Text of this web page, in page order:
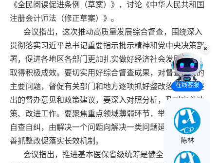
《全民阅读促进条例（草案）》，讨论《中华人民共和国
注册会计师法（修正草案）》。
会议指出，这次推动高质量发展综合督查，围绕深入
贯彻落实习近平总书记重要指示批示精神和党中央决策部
署，促进各地区各部门更加扎实做好经济社会发展工作，
取得积极成效。要切实用好综合督查成果，对督查发现的
主要问题，督促有关部门和地方逐项抓好整改落实。对提
出的督办意见和政策建议，要深入对照分析，及时完善政
策、改进工作。要聚焦重点领域薄弱环节，举一反三开展
自查自纠，由解决一个问题向解决一类问题延伸，巩固完
善抓整改促落实长效机制。
会议指出，推进基本医保省级统筹是健全全民医保制
在线客服
陈林